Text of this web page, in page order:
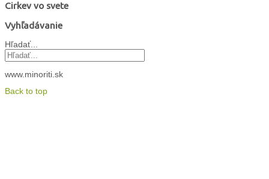
Cirkev vo svete
Vyhľadávanie
Hľadať...
www.minoriti.sk
Back to top